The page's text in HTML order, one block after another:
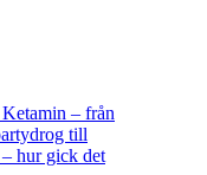
Ketamin – från
till
hur gick det